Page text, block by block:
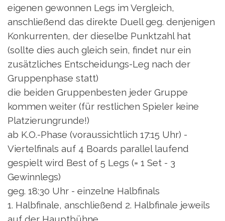
eigenen gewonnen Legs im Vergleich,
anschließend das direkte Duell geg. denjenigen
Konkurrenten, der dieselbe Punktzahl hat
(sollte dies auch gleich sein, findet nur ein
zusätzliches Entscheidungs-Leg nach der
Gruppenphase statt)
die beiden Gruppenbesten jeder Gruppe
kommen weiter (für restlichen Spieler keine
Platzierungrunde!)
ab K.O.-Phase (voraussichtlich 17:15 Uhr) -
Viertelfinals auf 4 Boards parallel laufend
gespielt wird Best of 5 Legs (= 1 Set - 3
Gewinnlegs)
geg. 18:30 Uhr - einzelne Halbfinals
1. Halbfinale, anschließend 2. Halbfinale jeweils